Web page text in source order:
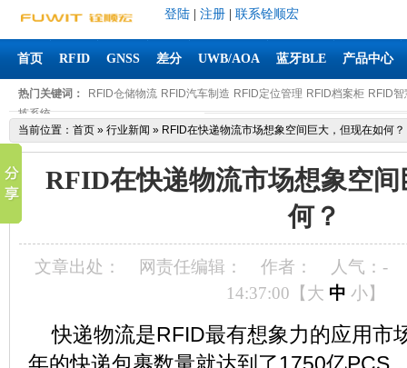
登陆 注册 联系铨顺宏
首页 RFID GNSS 差分 UWB/AOA 蓝牙BLE 产品中心
热门关键词： RFID仓储物流 RFID汽车制造 RFID定位管理 RFID档案柜 RFID
拣系统
当前位置： 首页 » 行业新闻 » RFID在快递物流市场想象空间巨大，但现在如何？
RFID在快递物流市场想象空
何？
文章出处： 网责任编辑： 作者： 人气： -
14:37:00【大 中 小】
快递物流是RFID最有想象力的应用市